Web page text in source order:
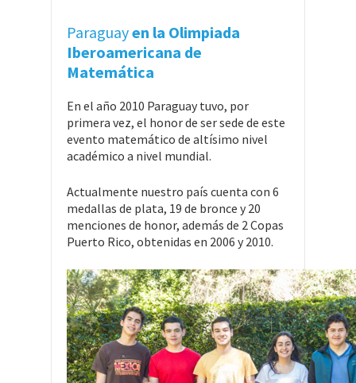
Paraguayen la Olimpiada
Iberoamericana de
Matemática
En el año 2010 Paraguay tuvo, por
primera vez, el honor de ser sede de este
evento matemático de altísimo nivel
académico a nivel mundial.
Actualmente nuestro país cuenta con 6
medallas de plata, 19 de bronce y 20
menciones de honor, además de 2 Copas
Puerto Rico, obtenidas en 2006 y 2010.